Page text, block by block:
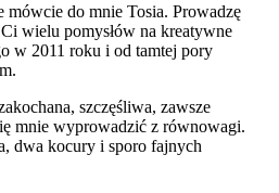
mówcie do mnie Tosia. Prowadzę
wielu pomysłów na kreatywne
w 2011 roku i od tamtej pory
szczęśliwa, zawsze
mnie wyprowadzić z równowagi.
dwa kocury i sporo fajnych